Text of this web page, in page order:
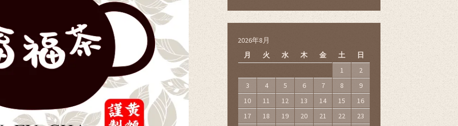
2026年8月
月
火 水 木 金 土 日
1
2
3
4 5 6 7 8
9
10
11 12 13 14 15
16
17
18 19 20 21 22
23